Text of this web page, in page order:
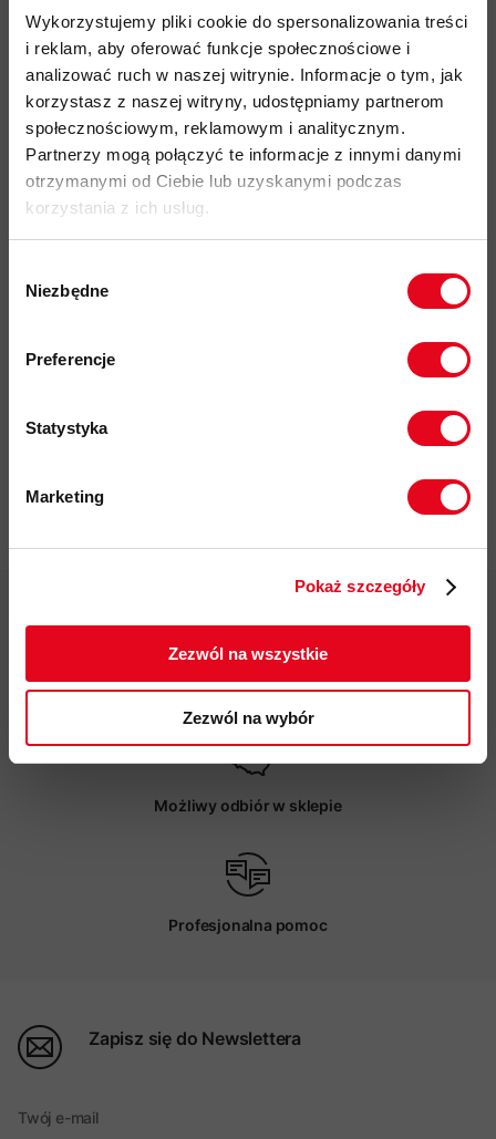
Wykorzystujemy pliki cookie do spersonalizowania treści
i reklam, aby oferować funkcje społecznościowe i
analizować ruch w naszej witrynie. Informacje o tym, jak
korzystasz z naszej witryny, udostępniamy partnerom
społecznościowym, reklamowym i analitycznym.
Partnerzy mogą połączyć te informacje z innymi danymi
otrzymanymi od Ciebie lub uzyskanymi podczas
korzystania z ich usług.
zgody
Niezbędne
Preferencje
Statystyka
Marketing
Pokaż szczegóły
Zezwól na wszystkie
Zezwól na wybór
Najważniejsze cechy:
idealny produkt do: alpinizm, skitouring, trekking, hiking
miękka wełna merino mulesingfree (96%) z dodatkiem
elastanu (4%) — zapewnia naturalną regulację temperatury i
przeszkadza pod warstwami zewnętrznymi
trzymając spodnie na miejscu podczas ruchów
Darmowa dostawa od 200 zł
Możliwy odbiór w sklepie
Profesjonalna pomoc
Zapisz się do Newslettera
Twój e-mail
zgodnie z Polityką prywatności.